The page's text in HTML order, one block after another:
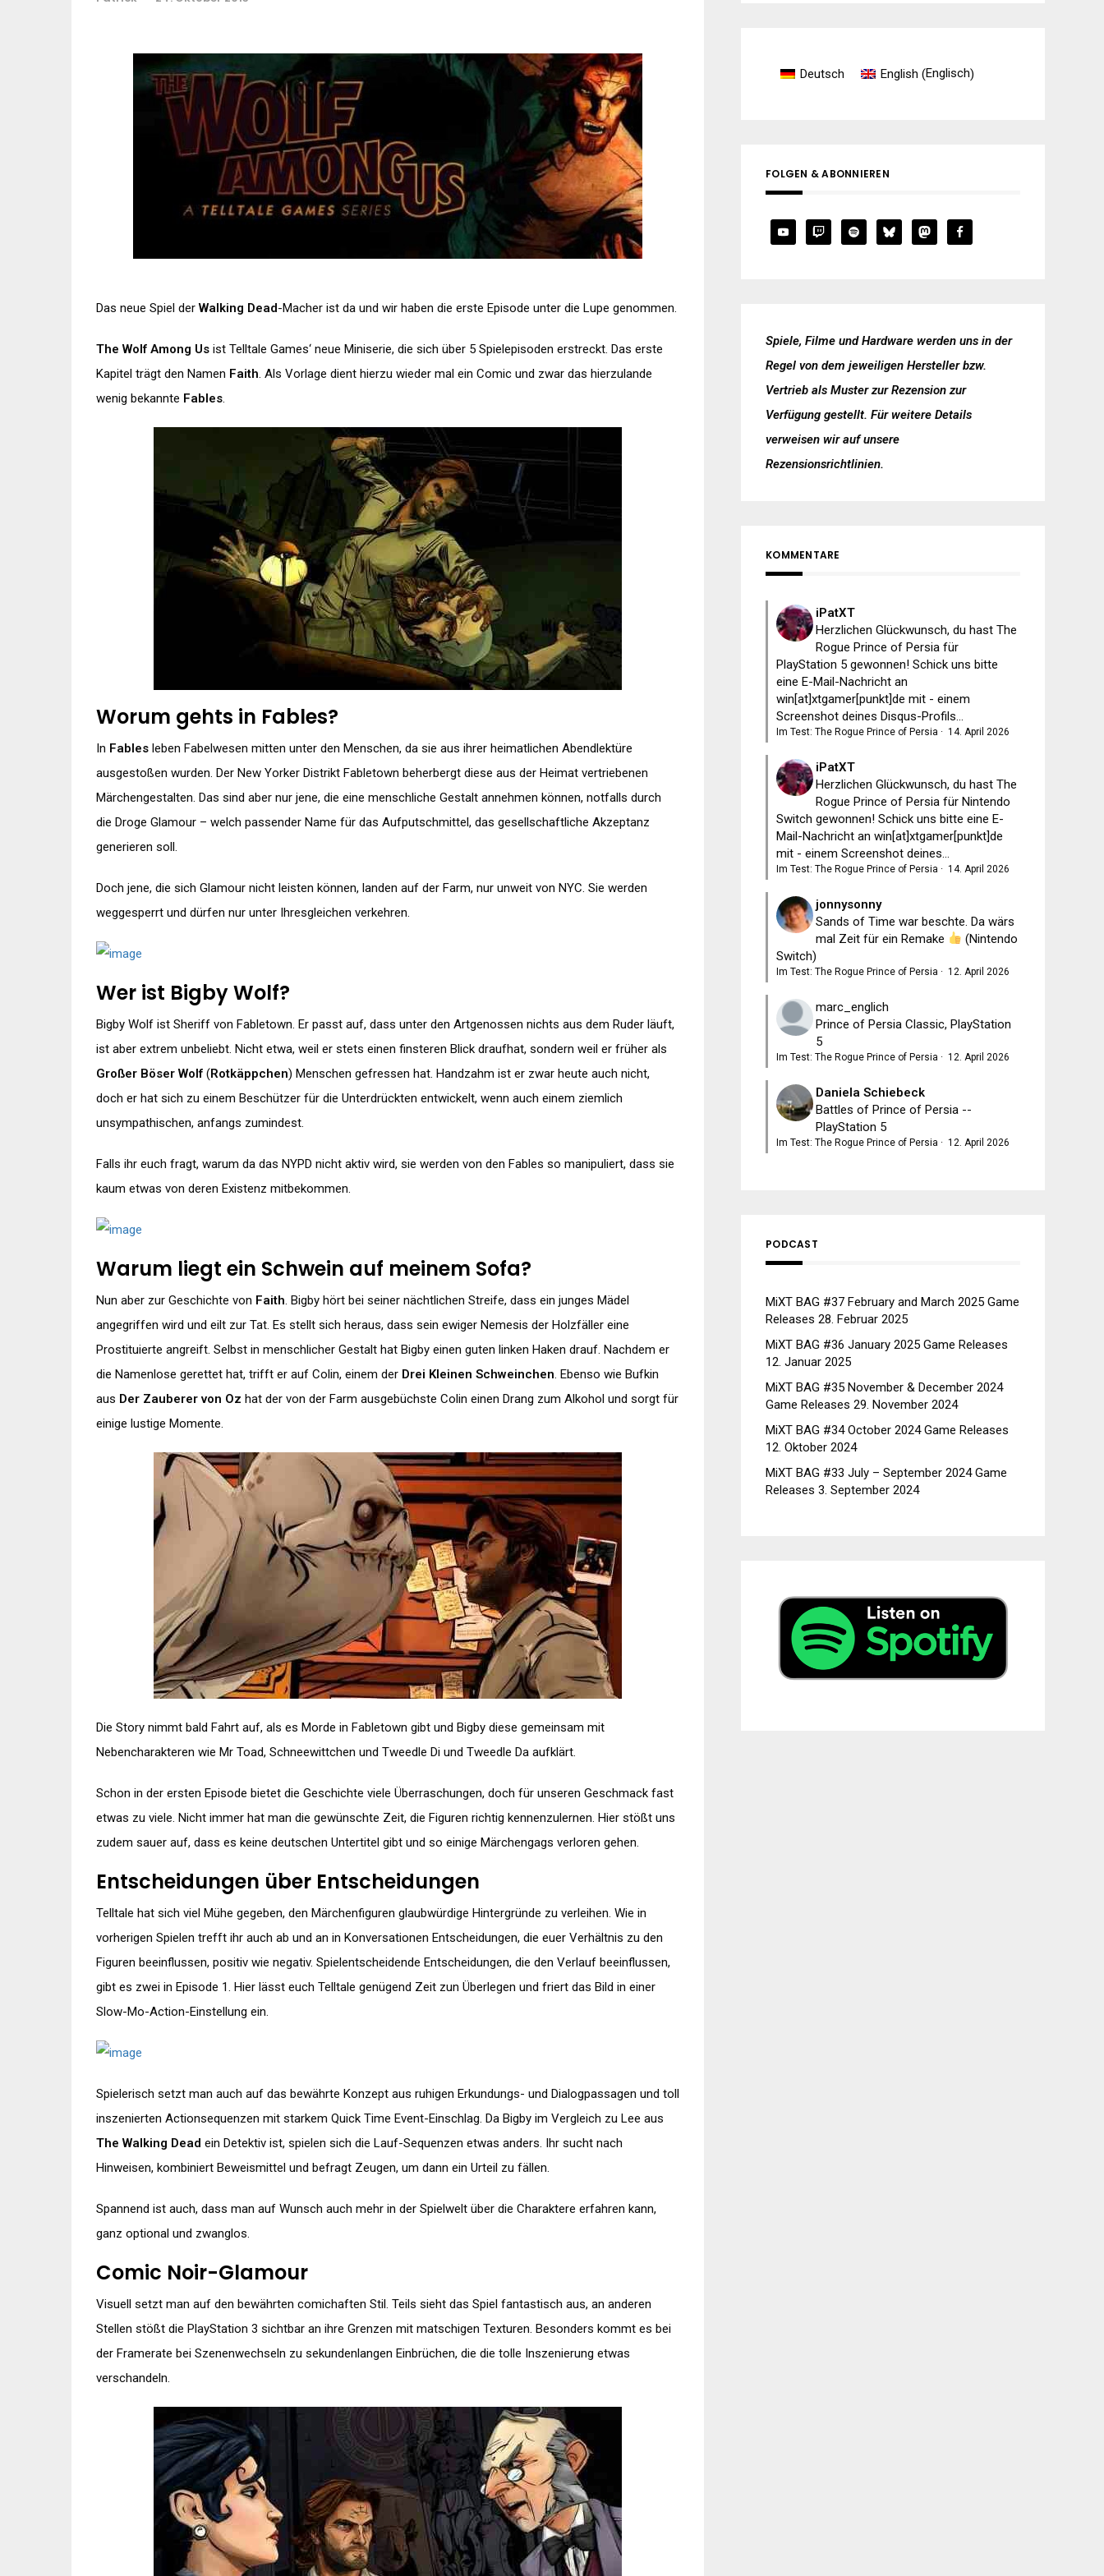
Das neue Spiel derWalking Dead-Macher ist da und wir haben die erste Episode unter die Lupe genommen.
The Wolf Among Us ist Telltale Games‘ neue Miniserie, die sich über 5 Spielepisoden erstreckt. Das erste
Kapitel trägt den Namen Faith. Als Vorlage dient hierzu wieder mal ein Comic und zwar das hierzulande
wenig bekannte Fables.
Worum gehts in Fables?
In Fables leben Fabelwesen mitten unter den Menschen, da sie aus ihrer heimatlichen Abendlektüre
ausgestoßen wurden. Der New Yorker Distrikt Fabletown beherbergt diese aus der Heimat vertriebenen
Märchengestalten. Das sind aber nur jene, die eine menschliche Gestalt annehmen können, notfalls durch
die Droge Glamour – welch passender Name für das Aufputschmittel, das gesellschaftliche Akzeptanz
generieren soll.
Doch jene, die sich Glamour nicht leisten können, landen auf der Farm, nur unweit von NYC. Sie werden
weggesperrt und dürfen nur unter Ihresgleichen verkehren.
Wer ist Bigby Wolf?
Bigby Wolf ist Sheriff von Fabletown. Er passt auf, dass unter den Artgenossen nichts aus dem Ruder läuft,
ist aber extrem unbeliebt. Nicht etwa, weil er stets einen finsteren Blick draufhat, sondern weil er früher als
Großer Böser Wolf (Rotkäppchen) Menschen gefressen hat. Handzahm ist er zwar heute auch nicht,
doch er hat sich zu einem Beschützer für die Unterdrückten entwickelt, wenn auch einem ziemlich
unsympathischen, anfangs zumindest.
Falls ihr euch fragt, warum da das NYPD nicht aktiv wird, sie werden von den Fables so manipuliert, dass sie
kaum etwas von deren Existenz mitbekommen.
Warum liegt ein Schwein auf meinem Sofa?
Nun aber zur Geschichte von Faith. Bigby hört bei seiner nächtlichen Streife, dass ein junges Mädel
angegriffen wird und eilt zur Tat. Es stellt sich heraus, dass sein ewiger Nemesis der Holzfäller eine
Prostituierte angreift. Selbst in menschlicher Gestalt hat Bigby einen guten linken Haken drauf. Nachdem er
die Namenlose gerettet hat, trifft er auf Colin, einem der Drei Kleinen Schweinchen. Ebenso wie Bufkin
aus Der Zauberer von Oz hat der von der Farm ausgebüchste Colin einen Drang zum Alkohol und sorgt für
einige lustige Momente.
Die Story nimmt bald Fahrt auf, als es Morde in Fabletown gibt und Bigby diese gemeinsam mit
Nebencharakteren wie Mr Toad, Schneewittchen und Tweedle Di und Tweedle Da aufklärt.
Schon in der ersten Episode bietet die Geschichte viele Überraschungen, doch für unseren Geschmack fast
etwas zu viele. Nicht immer hat man die gewünschte Zeit, die Figuren richtig kennenzulernen. Hier stößt uns
zudem sauer auf, dass es keine deutschen Untertitel gibt und so einige Märchengags verloren gehen.
Entscheidungen über Entscheidungen
Telltale hat sich viel Mühe gegeben, den Märchenfiguren glaubwürdige Hintergründe zu verleihen. Wie in
vorherigen Spielen trefft ihr auch ab und an in Konversationen Entscheidungen, die euer Verhältnis zu den
Figuren beeinflussen, positiv wie negativ. Spielentscheidende Entscheidungen, die den Verlauf beeinflussen,
gibt es zwei in Episode 1. Hier lässt euch Telltale genügend Zeit zun Überlegen und friert das Bild in einer
Slow-Mo-Action-Einstellung ein.
Spielerisch setzt man auch auf das bewährte Konzept aus ruhigen Erkundungs- und Dialogpassagen und toll
inszenierten Actionsequenzen mit starkem Quick Time Event-Einschlag. Da Bigby im Vergleich zu Lee aus
The Walking Dead ein Detektiv ist, spielen sich die Lauf-Sequenzen etwas anders. Ihr sucht nach
Hinweisen, kombiniert Beweismittel und befragt Zeugen, um dann ein Urteil zu fällen.
Spannend ist auch, dass man auf Wunsch auch mehr in der Spielwelt über die Charaktere erfahren kann,
ganz optional und zwanglos.
Comic Noir-Glamour
Visuell setzt man auf den bewährten comichaften Stil. Teils sieht das Spiel fantastisch aus, an anderen
Stellen stößt die PlayStation 3 sichtbar an ihre Grenzen mit matschigen Texturen. Besonders kommt es bei
der Framerate bei Szenenwechseln zu sekundenlangen Einbrüchen, die die tolle Inszenierung etwas
verschandeln.
Deutsch English (Englisch)
FOLGEN & ABONNIEREN
Spiele, Filme und Hardware werden uns in der
Regel von dem jeweiligen Hersteller bzw.
Vertrieb als Muster zur Rezension zur
Verfügung gestellt. Für weitere Details
verweisen wir auf unsere
Rezensionsrichtlinien.
KOMMENTARE
iPatXT
Herzlichen Glückwunsch, du hast The
Rogue Prince of Persia für
PlayStation 5 gewonnen! Schick uns bitte
eine E-Mail-Nachricht an
win[at]xtgamer[punkt]de mit - einem
Screenshot deines Disqus-Profils...
Im Test: The Rogue Prince of Persia · 14. April 2026
iPatXT
Herzlichen Glückwunsch, du hast The
Rogue Prince of Persia für Nintendo
Switch gewonnen! Schick uns bitte eine E-
Mail-Nachricht an win[at]xtgamer[punkt]de
mit - einem Screenshot deines...
Im Test: The Rogue Prince of Persia · 14. April 2026
jonnysonny
Sands of Time war beschte. Da wärs
mal Zeit für ein Remake
(Nintendo
Switch)
Im Test: The Rogue Prince of Persia · 12. April 2026
marc_englich
Prince of Persia Classic, PlayStation
5
Im Test: The Rogue Prince of Persia · 12. April 2026
Daniela Schiebeck
Battles of Prince of Persia --
PlayStation 5
Im Test: The Rogue Prince of Persia · 12. April 2026
PODCAST
MiXT BAG #37 February and March 2025 Game
Releases 28. Februar 2025
MiXT BAG #36 January 2025 Game Releases
12. Januar 2025
MiXT BAG #35 November & December 2024
Game Releases 29. November 2024
MiXT BAG #34 October 2024 Game Releases
12. Oktober 2024
MiXT BAG #33 July – September 2024 Game
Releases 3. September 2024